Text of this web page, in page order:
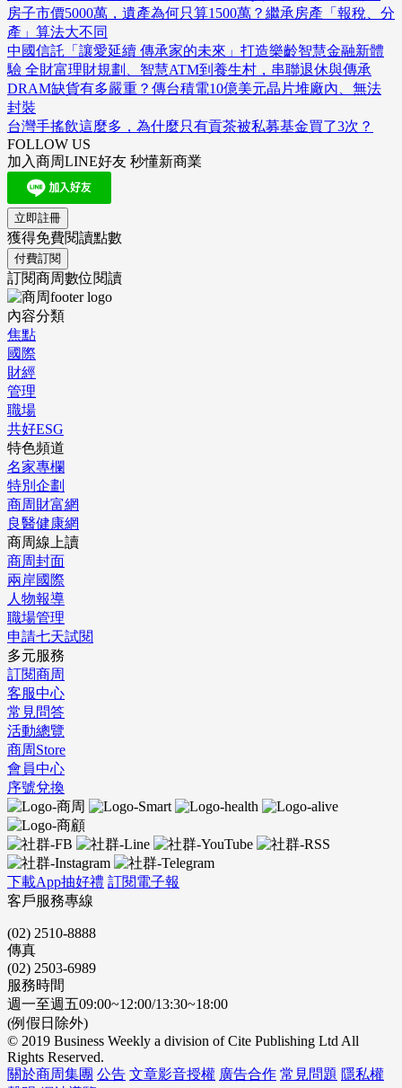
房子市價5000萬，遺產為何只算1500萬？繼承房產「報稅、分
產」算法大不同
中國信託「讓愛延續 傳承家的未來」打造樂齡智慧金融新體
驗 全財富理財規劃、智慧ATM到養生村，串聯退休與傳承
DRAM缺貨有多嚴重？傳台積電10億美元晶片堆廠內、無法
封裝
台灣手搖飲這麼多，為什麼只有貢茶被私募基金買了3次？
FOLLOW US
加入商周LINE好友 秒懂新商業
立即註冊
獲得免費閱讀點數
付費訂閱
訂閱商周數位閱讀
內容分類
焦點
國際
財經
管理
職場
共好ESG
特色頻道
名家專欄
特別企劃
商周財富網
良醫健康網
商周線上讀
商周封面
兩岸國際
人物報導
職場管理
申請七天試閱
多元服務
訂閱商周
客服中心
常見問答
活動總覽
商周Store
會員中心
序號兌換
下載App抽好禮 訂閱電子報
客戶服務專線
(02) 2510-8888
傳真
(02) 2503-6989
服務時間
週一至週五09:00~12:00/13:30~18:00
(例假日除外)
© 2019 Business Weekly a division of Cite Publishing Ltd All
Rights Reserved.
關於商周集團 公告 文章影音授權 廣告合作 常見問題 隱私權